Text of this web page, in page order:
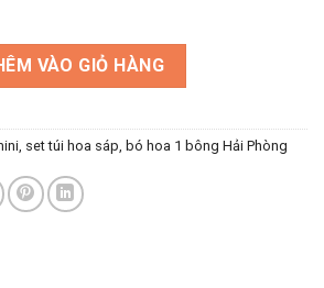
bông số lượng
VÀO GIỎ HÀNG
set túi hoa sáp, bó hoa 1 bông Hải Phòng